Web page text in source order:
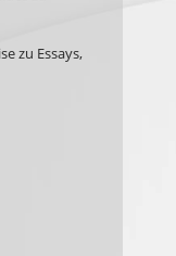
zu Essays,